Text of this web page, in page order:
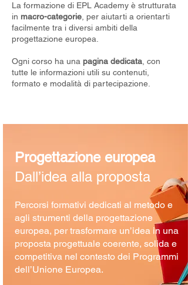
La formazione di EPL Academy è strutturata
in macro-categorie , per aiutarti a orientarti
facilmente tra i diversi ambiti della
progettazione europea.
Ogni corso ha una pagina dedicata , con
tutte le informazioni utili su contenuti,
formato e modalità di partecipazione.
Progettazione europea
Dall’idea alla proposta
​Percorsi formativi dedicati al metodo e
agli strumenti della progettazione
europea, per trasformare un’idea in una
proposta progettuale coerente, solida e
competitiva nel contesto dei Programmi
dell’Unione Europea.